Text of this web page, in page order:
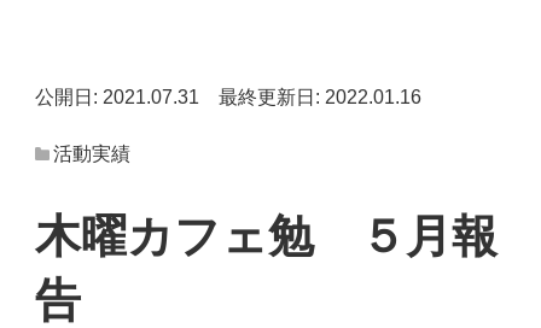
公開日: 2021.07.31 最終更新日: 2022.01.16
活動実績
木曜カフェ勉 ５月報
告